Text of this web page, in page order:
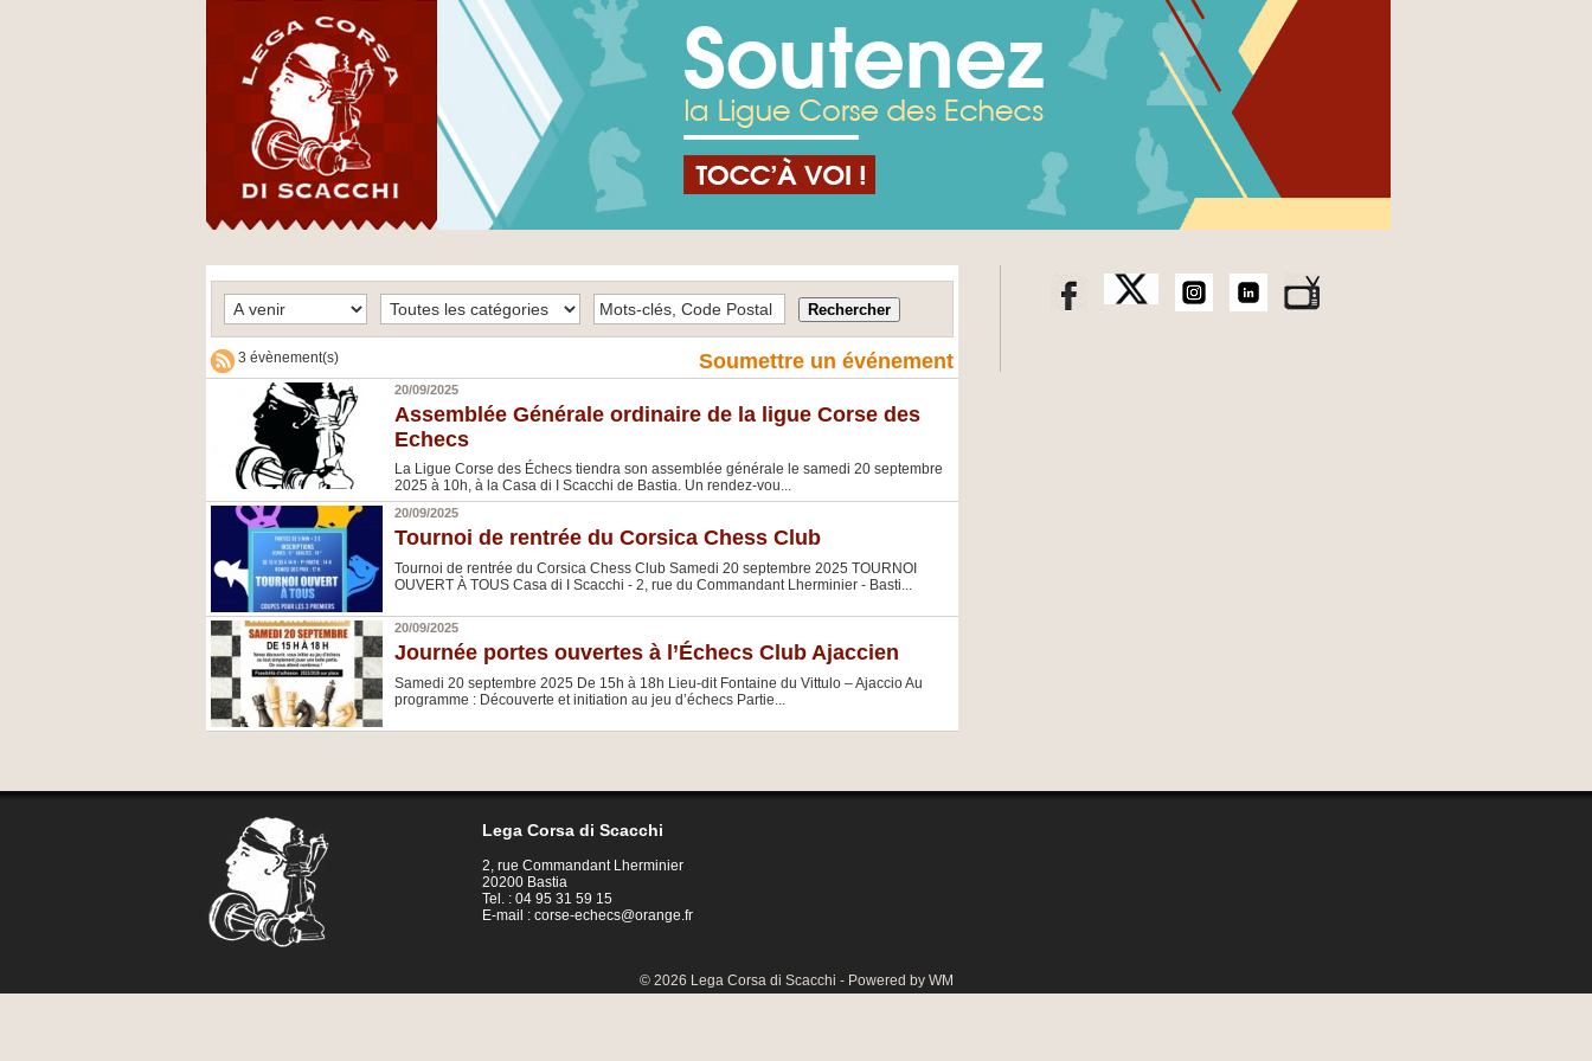
3 évènement(s) Soumettre un événement
20/09/2025
Assemblée Générale ordinaire de la ligue Corse des
Echecs
La Ligue Corse des Échecs tiendra son assemblée générale le samedi 20 septembre
2025 à 10h, à la Casa di I Scacchi de Bastia. Un rendez-vou...
20/09/2025
Tournoi de rentrée du Corsica Chess Club
Tournoi de rentrée du Corsica Chess Club Samedi 20 septembre 2025 TOURNOI
OUVERT À TOUS Casa di I Scacchi - 2, rue du Commandant Lherminier - Basti...
20/09/2025
Journée portes ouvertes à l’Échecs Club Ajaccien
Samedi 20 septembre 2025 De 15h à 18h Lieu-dit Fontaine du Vittulo – Ajaccio Au
programme : Découverte et initiation au jeu d’échecs Partie...
Lega Corsa di Scacchi
2, rue Commandant Lherminier
20200 Bastia
Tel. : 04 95 31 59 15
E-mail : corse-echecs@orange.fr
© 2026 Lega Corsa di Scacchi - Powered by WM